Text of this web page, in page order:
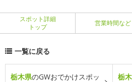
スポット詳細
トップ
営業時間など
一覧に戻る
栃木県のGWおでかけスポッ
栃